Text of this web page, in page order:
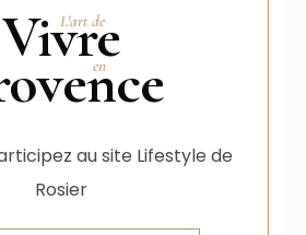
Vivre
au site Lifestyle de
Rosier